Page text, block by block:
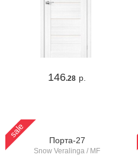
146.28 р.
sale
Порта-27
Snow Veralinga / MF